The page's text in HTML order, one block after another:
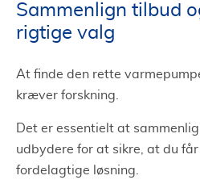
Sammenlign tilbud
rigtige valg
At finde den rette
kræver forskning.
Det er essentielt at
udbydere for at sikre, at du
fordelagtige løsning.